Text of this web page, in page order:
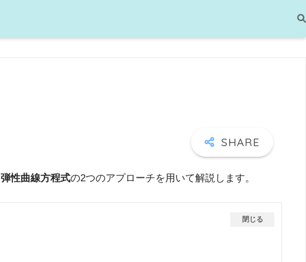
弾性曲線方程式の2つのアプローチを用いて解説します。
閉じる